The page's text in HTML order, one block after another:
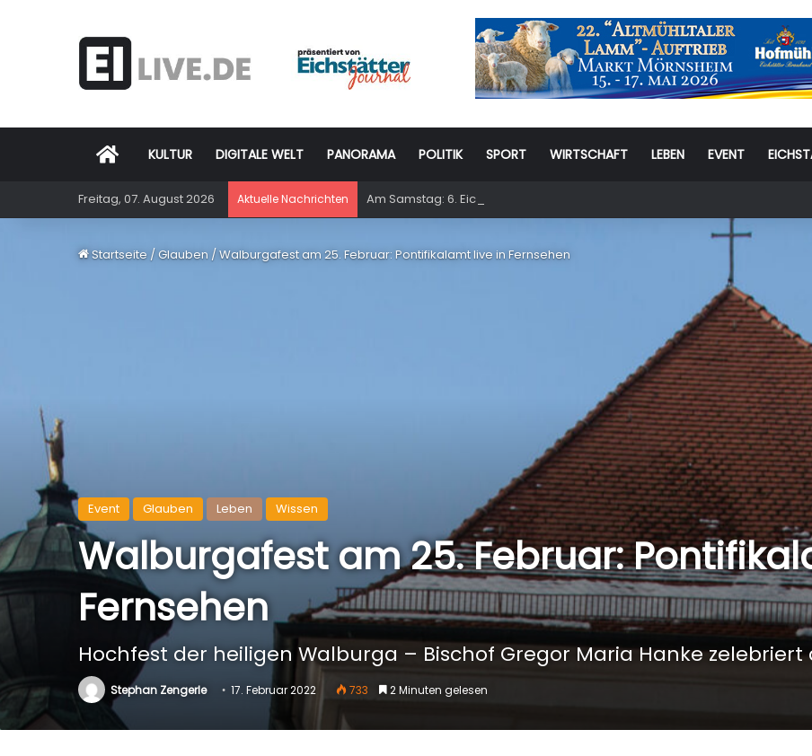
Startseite
KULTUR DIGITALE WELT PANORAMA POLITIK SPORT WIRTSCHAFT LEBEN EVENT
Freitag, 07. August 2026 Aktuelle Nachrichten Am Samstag: 6. Eichstätter Kinder- und Jugendtag – für ganze Familie
Startseite /Glauben /Walburgafest am 25. Februar: Pontifikalamt live in Fernsehen
Event Glauben Leben Wissen
Walburgafest am 25. Februar:
Fernsehen
Hochfest der heiligen Walburga – Bischof Gregor Maria Hanke
Stephan Zengerle 17. Februar 2022 733 2 Minuten gelesen